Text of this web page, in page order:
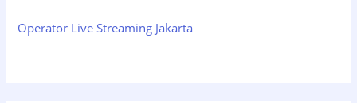
Operator Live Streaming Jakarta